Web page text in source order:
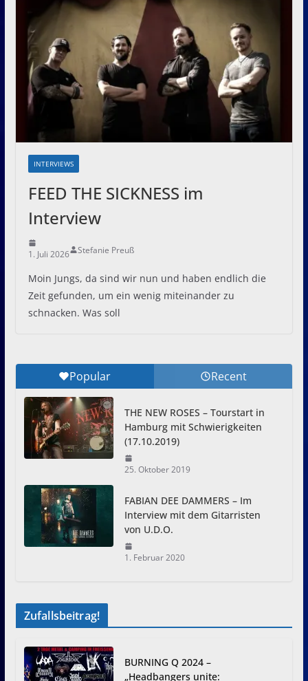
INTERVIEWS
FEED THE SICKNESS im
Interview
1. Juli 2026 Stefanie Preuß
Moin Jungs, da sind wir nun und haben endlich die
Zeit gefunden, um ein wenig miteinander zu
schnacken. Was soll
Popular Recent
THE NEW ROSES – Tourstart in
Hamburg mit Schwierigkeiten
(17.10.2019)
25. Oktober 2019
FABIAN DEE DAMMERS – Im
Interview mit dem Gitarristen
von U.D.O.
1. Februar 2020
Zufallsbeitrag!
BURNING Q 2024 –
„Headbangers unite: